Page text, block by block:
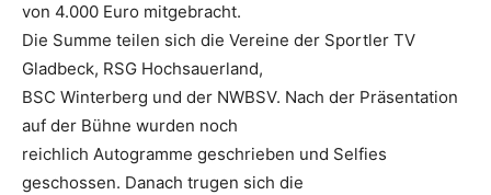
von 4.000 Euro mitgebracht.
Die Summe teilen sich die Vereine der Sportler TV
Gladbeck, RSG Hochsauerland,
BSC Winterberg und der NWBSV. Nach der Präsentation
auf der Bühne wurden noch
reichlich Autogramme geschrieben und Selfies
geschossen. Danach trugen sich die